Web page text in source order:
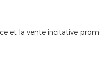
et la vente incitative